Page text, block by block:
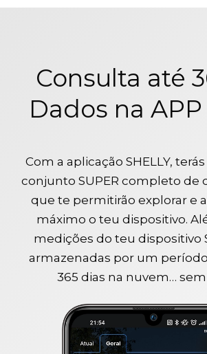
Consulta até
Dados na
Com a aplicação SHELLY,
conjunto SUPER completo de
que te permitirão explorar e
máximo o teu dispositivo.
medições do teu dispositivo
armazenadas por um
365 dias na nuvem…